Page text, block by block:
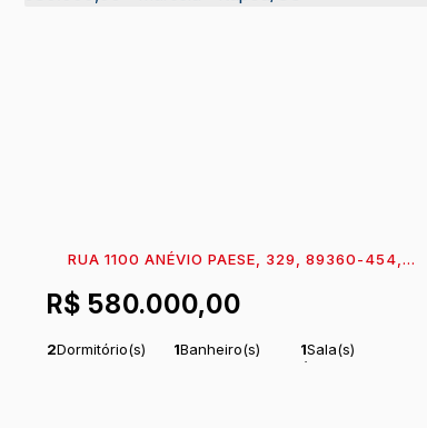
R$ 580.000,00
RUA 1100 ANÉVIO PAESE, 329, 89360-454,
2Dormitório(s) 1Banheiro(s) 1Sala(s)